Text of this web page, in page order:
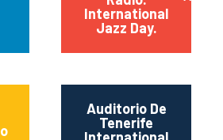
International
Jazz Day.
Auditorio De
Tenerife